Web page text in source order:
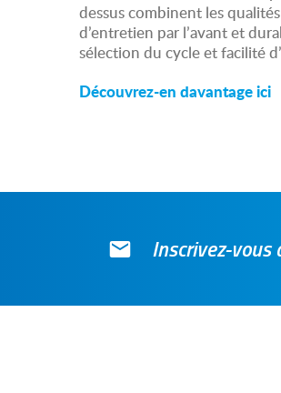
dessus combinent les
d’entretien par l’avant et
sélection du cycle et facilité
Découvrez-en davantage ici
Inscrivez-